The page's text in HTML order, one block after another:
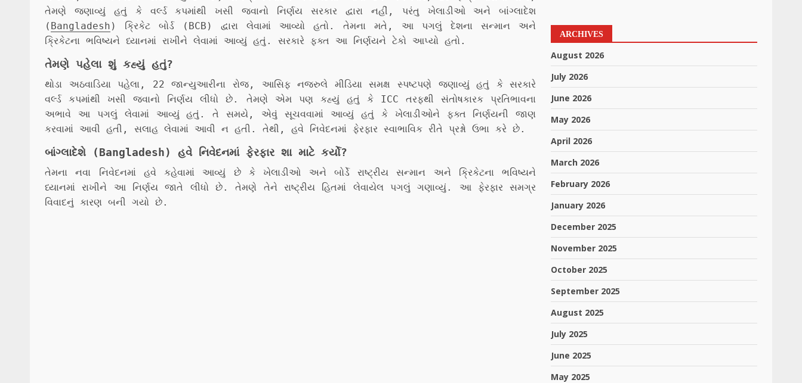
તેમણે જણાવ્યું હતું કે વર્લ્ડ કપમાંથી ખસી જવાનો નિર્ણય સરકાર દ્વારા નહીં, પરંતુ ખેલાડીઓ અને બાંગ્લાદેશ
( Bangladesh ) ક્રિકેટ બોર્ડ (BCB) દ્વારા લેવામાં આવ્યો હતો. તેમના મતે, આ પગલું દેશના સન્માન અને
ક્રિકેટના ભવિષ્યને ધ્યાનમાં રાખીને લેવામાં આવ્યું હતું. સરકારે ફક્ત આ નિર્ણયને ટેકો આપ્યો હતો.
તેમણે પહેલા શું કહ્યું હતું?
થોડા અઠવાડિયા પહેલા, 22 જાન્યુઆરીના રોજ, આસિફ નજરુલે મીડિયા સમક્ષ સ્પષ્ટપણે જણાવ્યું હતું કે સરકારે
વર્લ્ડ કપમાંથી ખસી જવાનો નિર્ણય લીધો છે. તેમણે એમ પણ કહ્યું હતું કે ICC તરફથી સંતોષકારક પ્રતિભાવના
અભાવે આ પગલું લેવામાં આવ્યું હતું. તે સમયે, એવું સૂચવવામાં આવ્યું હતું કે ખેલાડીઓને ફક્ત નિર્ણયની જાણ
કરવામાં આવી હતી, સલાહ લેવામાં આવી ન હતી. તેથી, હવે નિવેદનમાં ફેરફાર સ્વાભાવિક રીતે પ્રશ્નો ઉભા કરે છે.
બાંગ્લાદેશે (Bangladesh) હવે નિવેદનમાં ફેરફાર શા માટે કર્યો?
તેમના નવા નિવેદનમાં હવે કહેવામાં આવ્યું છે કે ખેલાડીઓ અને બોર્ડે રાષ્ટ્રીય સન્માન અને ક્રિકેટના ભવિષ્યને
ધ્યાનમાં રાખીને આ નિર્ણય જાતે લીધો છે. તેમણે તેને રાષ્ટ્રીય હિતમાં લેવાયેલ પગલું ગણાવ્યું. આ ફેરફાર સમગ્ર
વિવાદનું કારણ બની ગયો છે.
ARCHIVES
August 2026
July 2026
June 2026
May 2026
April 2026
March 2026
February 2026
January 2026
December 2025
November 2025
October 2025
September 2025
August 2025
July 2025
June 2025
May 2025